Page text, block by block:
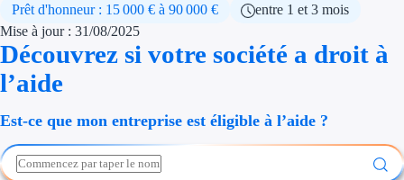
Transition
Économies
Création
Prêt d'honneur : 15 000 € à 90 000 €
entre 1 et 3 mois
Mise à jour : 31/08/2025
Découvrez si votre société a droit à
l’aide
Est-ce que mon entreprise est éligible à l’aide ?